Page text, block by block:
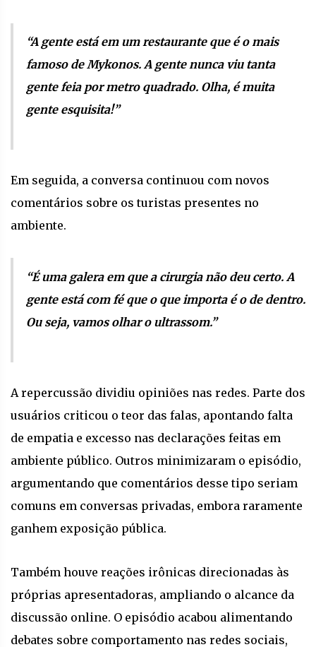
“A gente está em um restaurante que é o mais
famoso de Mykonos. A gente nunca viu tanta
gente feia por metro quadrado. Olha, é muita
gente esquisita!”
Em seguida, a conversa continuou com novos
comentários sobre os turistas presentes no
ambiente.
“É uma galera em que a cirurgia não deu certo. A
gente está com fé que o que importa é o de dentro.
Ou seja, vamos olhar o ultrassom.”
A repercussão dividiu opiniões nas redes. Parte dos
usuários criticou o teor das falas, apontando falta
de empatia e excesso nas declarações feitas em
ambiente público. Outros minimizaram o episódio,
argumentando que comentários desse tipo seriam
comuns em conversas privadas, embora raramente
ganhem exposição pública.
Também houve reações irônicas direcionadas às
próprias apresentadoras, ampliando o alcance da
discussão online. O episódio acabou alimentando
debates sobre comportamento nas redes sociais,